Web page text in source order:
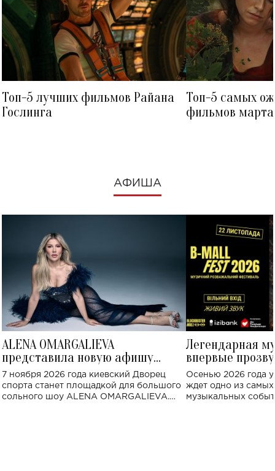
Топ-5 лучших фильмов Райана
Гослинга
Топ-5 самых
фильмов
АФИША
ALENA OMARGALIEVA
представила новую афишу
большого концерта во Дворце
спорта
7 ноября 2026 года киевский Дворец
спорта станет площадкой для большого
сольного шоу ALENA OMARGALIEVA.
Легендарная
впервые
Украине: где
Осенью 2026 года
ждет одно из
музыкальных